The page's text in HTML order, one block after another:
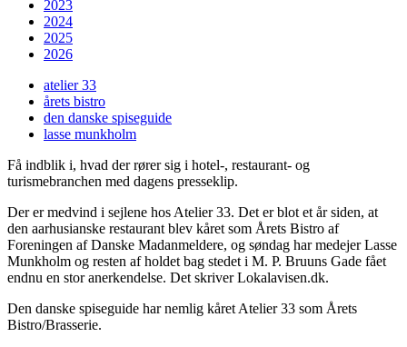
2023
2024
2025
2026
atelier 33
årets bistro
den danske spiseguide
lasse munkholm
Få indblik i, hvad der rører sig i hotel-, restaurant- og
turismebranchen med dagens presseklip.
Der er medvind i sejlene hos Atelier 33. Det er blot et år siden, at
den aarhusianske restaurant blev kåret som Årets Bistro af
Foreningen af Danske Madanmeldere, og søndag har medejer Lasse
Munkholm og resten af holdet bag stedet i M. P. Bruuns Gade fået
endnu en stor anerkendelse. Det skriver Lokalavisen.dk.
Den danske spiseguide har nemlig kåret Atelier 33 som Årets
Bistro/Brasserie.